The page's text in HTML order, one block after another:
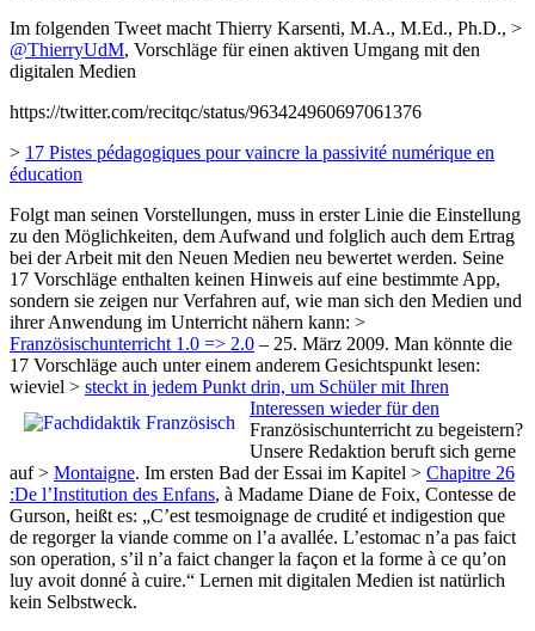
Im folgenden Tweet macht Thierry Karsenti, M.A., M.Ed., Ph.D., >
@ThierryUdM, Vorschläge für einen aktiven Umgang mit den
digitalen Medien
https://twitter.com/recitqc/status/963424960697061376
> 17 Pistes pédagogiques pour vaincre la passivité numérique en
éducation
Folgt man seinen Vorstellungen, muss in erster Linie die Einstellung
zu den Möglichkeiten, dem Aufwand und folglich auch dem Ertrag
bei der Arbeit mit den Neuen Medien neu bewertet werden. Seine
17 Vorschläge enthalten keinen Hinweis auf eine bestimmte App,
sondern sie zeigen nur Verfahren auf, wie man sich den Medien und
ihrer Anwendung im Unterricht nähern kann: >
Französischunterricht 1.0 => 2.0 – 25. März 2009. Man könnte die
17 Vorschläge auch unter einem anderem Gesichtspunkt lesen:
wieviel > steckt in jedem Punkt drin, um Schüler mit Ihren
Interessen wieder für den
Französischunterricht zu begeistern?
Unsere Redaktion beruft sich gerne
auf > Montaigne. Im ersten Bad der Essai im Kapitel > Chapitre 26
:De l’Institution des Enfans, à Madame Diane de Foix, Contesse de
Gurson, heißt es: „C’est tesmoignage de crudité et indigestion que
de regorger la viande comme on l’a avallée. L’estomac n’a pas faict
son operation, s’il n’a faict changer la façon et la forme à ce qu’on
luy avoit donné à cuire.“ Lernen mit digitalen Medien ist natürlich
kein Selbstweck.